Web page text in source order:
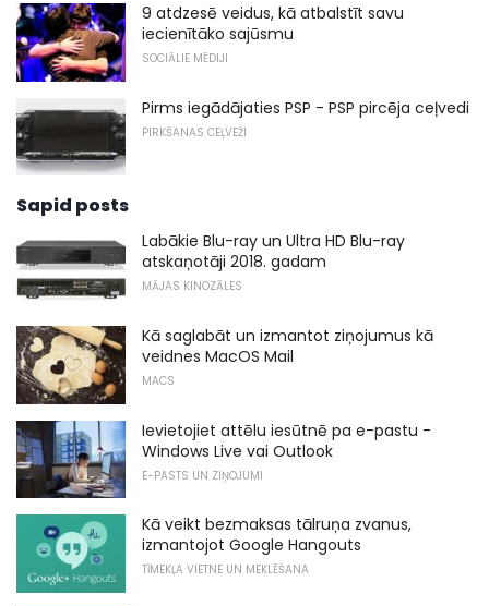
9 atdzesē veidus, kā atbalstīt savu
iecienītāko sajūsmu
SOCIĀLIE MĒDIJI
Pirms iegādājaties PSP - PSP pircēja ceļvedi
PIRKŠANAS CEĻVEŽI
Sapid posts
Labākie Blu-ray un Ultra HD Blu-ray
atskaņotāji 2018. gadam
MĀJAS KINOZĀLES
Kā saglabāt un izmantot ziņojumus kā
veidnes MacOS Mail
MACS
Ievietojiet attēlu iesūtnē pa e-pastu -
Windows Live vai Outlook
E-PASTS UN ZIŅOJUMI
Kā veikt bezmaksas tālruņa zvanus,
izmantojot Google Hangouts
TĪMEKĻA VIETNE UN MEKLĒŠANA